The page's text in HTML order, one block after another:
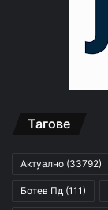
Тагове
Актуално (33792)
Ботев Пд (111)